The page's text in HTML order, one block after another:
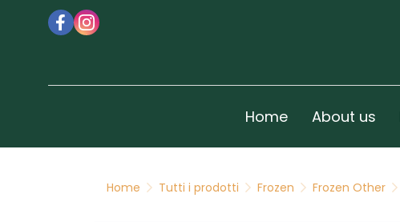
Home About us
Home Tutti i prodotti Frozen Frozen Other